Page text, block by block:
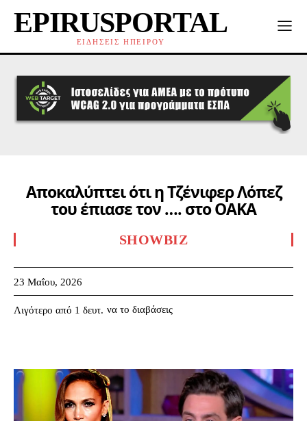
EPIRUSPORTAL
ΕΙΔΗΣΕΙΣ ΗΠΕΙΡΟΥ
Αποκαλύπτει ότι η Τζένιφερ Λόπεζ
του έπιασε τον …. στο ΟΑΚΑ
SHOWBIZ
23 Μαΐου, 2026
Λιγότερο από 1 δευτ. να το διαβάσεις